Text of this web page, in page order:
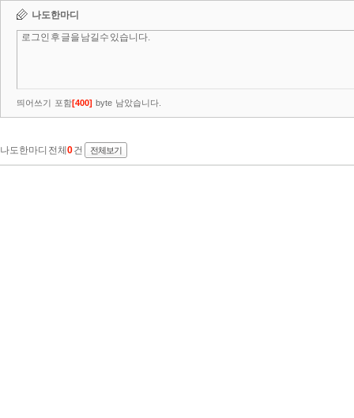
나도한마디
띄어쓰기 포함[400] byte 남았습니다.
나도한마디 전체 0건 전체보기